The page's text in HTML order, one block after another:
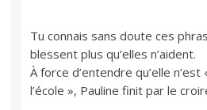
Tu connais sans doute ces
blessent plus qu’elles n’aident.
À force d’entendre qu’elle
l’école », Pauline finit par le